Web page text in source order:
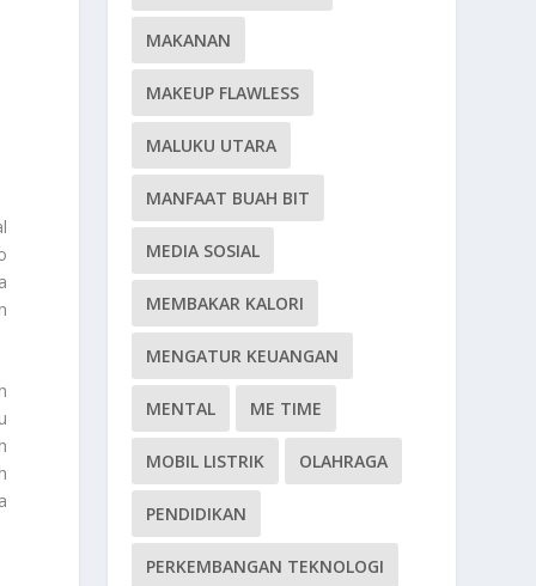
MAKANAN
MAKEUP FLAWLESS
MALUKU UTARA
MANFAAT BUAH BIT
MEDIA SOSIAL
MEMBAKAR KALORI
MENGATUR KEUANGAN
MENTAL ME TIME
MOBIL LISTRIK OLAHRAGA
PENDIDIKAN
PERKEMBANGAN TEKNOLOGI